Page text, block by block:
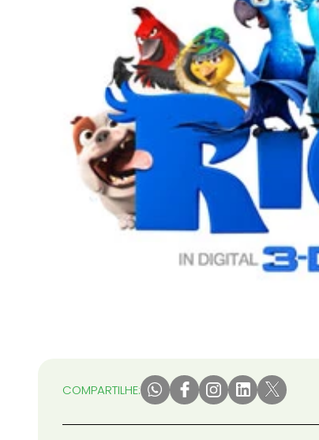
COMPARTILHE: